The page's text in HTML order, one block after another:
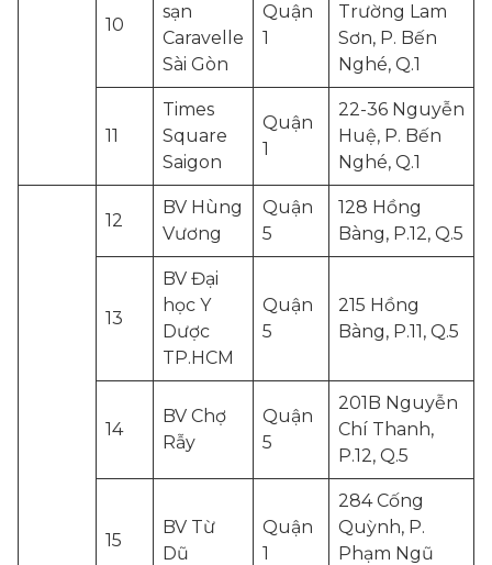
10
sạn
Caravelle
Sài Gòn
Quận
1
Trường Lam
Sơn, P. Bến
Nghé, Q.1
11
Times
Square
Saigon
Quận
1
22-36 Nguyễn
Huệ, P. Bến
Nghé, Q.1
12
BV Hùng
Vương
Quận
5
128 Hồng
Bàng, P.12, Q.5
13
BV Đại
học Y
Dược
TP.HCM
Quận
5
215 Hồng
Bàng, P.11, Q.5
14
BV Chợ
Rẫy
Quận
5
201B Nguyễn
Chí Thanh,
P.12, Q.5
15
BV Từ
Dũ
Quận
1
284 Cống
Quỳnh, P.
Phạm Ngũ